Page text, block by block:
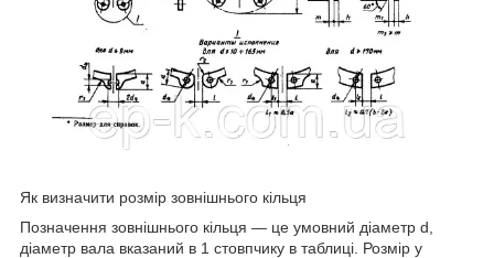
Як визначити розмір зовнішнього кільця
Позначення зовнішнього кільця — це умовний діаметр d,
діаметр вала вказаний в 1 стовпчику в таблиці. Розмір у